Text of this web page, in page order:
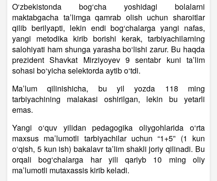
O‘zbekistonda bog‘cha yoshidagi bolalarni
maktabgacha ta’limga qamrab olish uchun sharoitlar
qilib berilyapti, lekin endi bog‘chalarga yangi nafas,
yangi metodika kirib borishi kerak, tarbiyachilarning
salohiyati ham shunga yarasha bo‘lishi zarur. Bu haqda
prezident Shavkat Mirziyoyev 9 sentabr kuni ta’lim
sohasi bo‘yicha selektorda aytib o‘tdi.
Ma’lum qilinishicha, bu yil yozda 118 ming
tarbiyachining malakasi oshirilgan, lekin bu yetarli
emas.
Yangi o‘quv yilidan pedagogika oliygohlarida o‘rta
maxsus ma’lumotli tarbiyachilar uchun “1+5” (1 kun
o‘qish, 5 kun ish) bakalavr ta’lim shakli joriy qilinadi. Bu
orqali bog‘chalarga har yili qariyb 10 ming oliy
ma’lumotli mutaxassis kirib keladi.